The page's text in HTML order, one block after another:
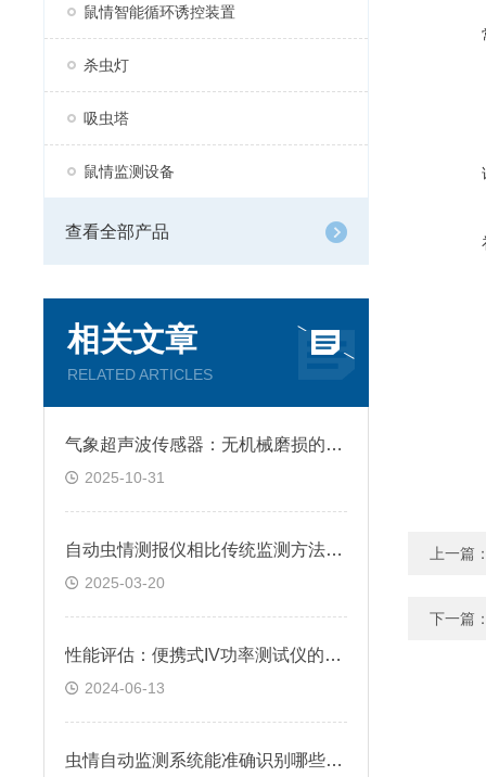
鼠情智能循环诱控装置
杀虫灯
吸虫塔
鼠情监测设备
查看全部产品
相关文章
RELATED ARTICLES
气象超声波传感器：无机械磨损的监测设备
2025-10-31
自动虫情测报仪相比传统监测方法有何优势？
2025-03-20
性能评估：便携式IV功率测试仪的性能如何？详细分析
2024-06-13
虫情自动监测系统能准确识别哪些害虫？
上一篇
下一篇